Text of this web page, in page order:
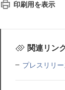
印刷用を表示
関連リン
プレスリリー